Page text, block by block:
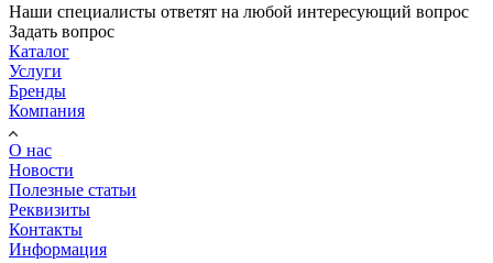
Наши специалисты ответят на любой интересующий вопрос
Задать вопрос
Каталог
Услуги
Бренды
Компания
О нас
Новости
Полезные статьи
Реквизиты
Контакты
Информация